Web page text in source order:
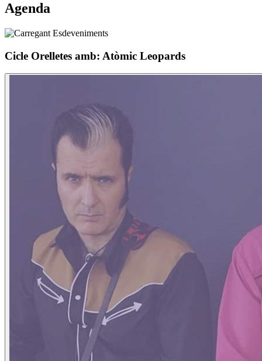
Agenda
Cicle Orelletes amb: Atòmic Leopards